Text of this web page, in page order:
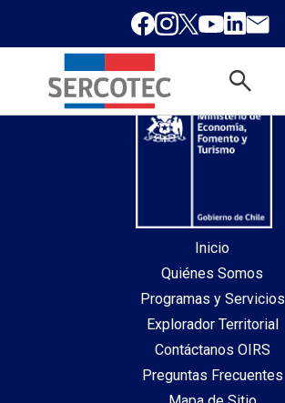
search
desde index.php
Inicio
Quiénes Somos
Programas y Servicios
Explorador Territorial
Contáctanos OIRS
Preguntas Frecuentes